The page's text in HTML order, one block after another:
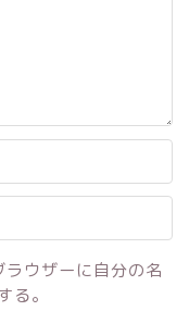
ウザーに自分の名
る。